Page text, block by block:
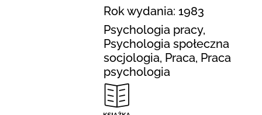
Rok wydania: 1983
Psychologia pracy,
Psychologia społeczna
socjologia, Praca, Praca
psychologia